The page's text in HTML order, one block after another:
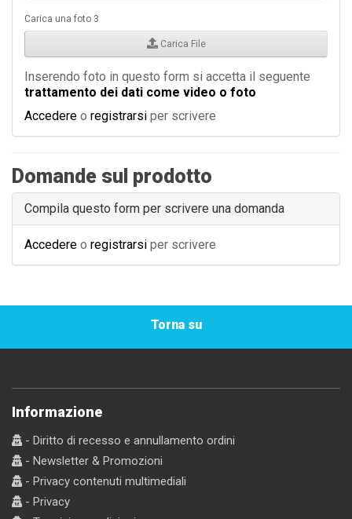
Carica una foto 3
Carica File
Inserendo foto in questo form si accetta il seguente
trattamento dei dati come video o foto
Accedere o registrarsi per scrivere
Domande sul prodotto
Compila questo form per scrivere una domanda
Accedere o registrarsi per scrivere
Torna su
Informazione
- Diritto di recesso e annullamento ordini
- Newsletter & Promozioni
- Privacy contenuti multimediali
- Privacy